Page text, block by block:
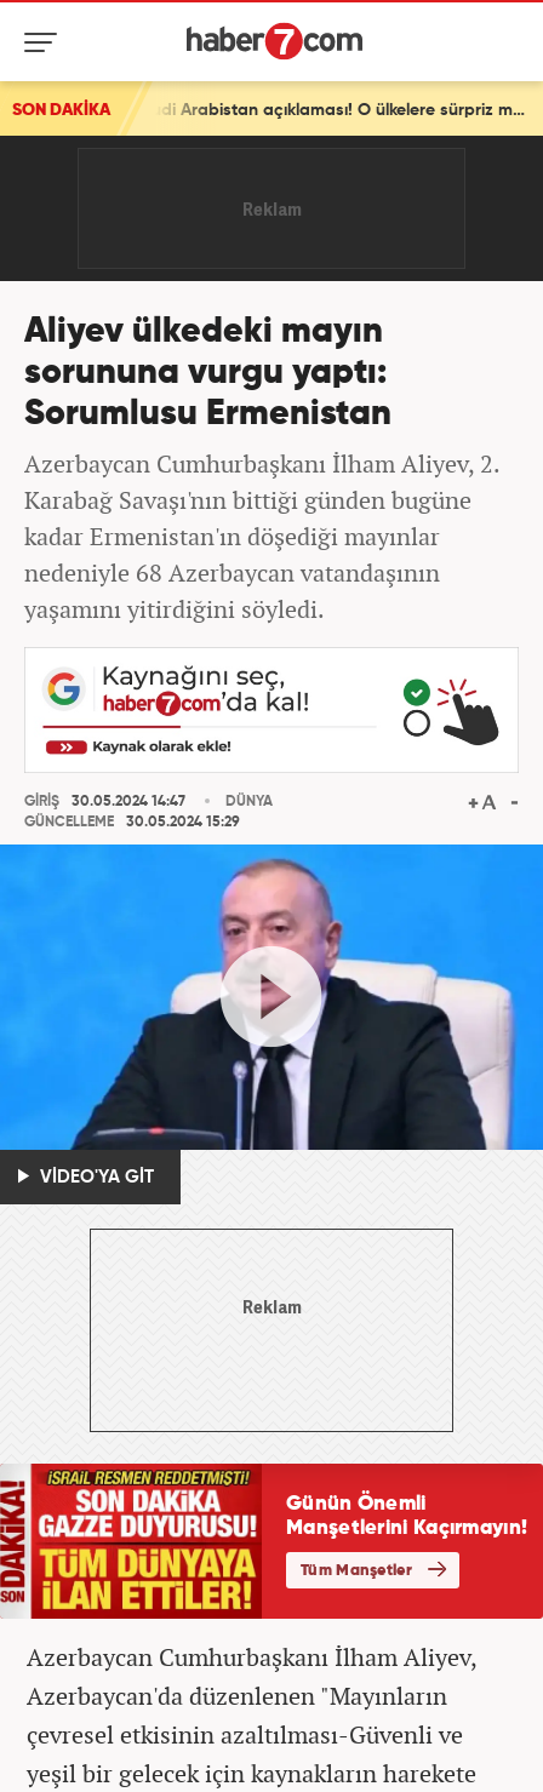
SON DAKİKA Pakistan'dan son dakika Türkiye ve Suudi Arabistan açıklaması! O ülkelere sürpriz mesaj
Aliyev ülkedeki mayın
sorununa vurgu yaptı:
Sorumlusu Ermenistan
Azerbaycan Cumhurbaşkanı İlham Aliyev, 2.
Karabağ Savaşı'nın bittiği günden bugüne
kadar Ermenistan'ın döşediği mayınlar
nedeniyle 68 Azerbaycan vatandaşının
yaşamını yitirdiğini söyledi.
GİRİŞ
30.05.2024 14:47
GÜNCELLEME
30.05.2024 15:29
DÜNYA
VİDEO'YA GİT
Azerbaycan Cumhurbaşkanı İlham Aliyev,
Azerbaycan'da düzenlenen "Mayınların
çevresel etkisinin azaltılması-Güvenli ve
yeşil bir gelecek için kaynakların harekete